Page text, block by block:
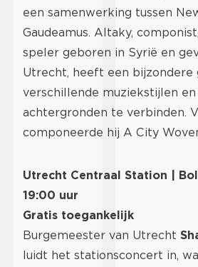
een samenwerking tussen
Gaudeamus. Altaky,
speler geboren in Syrië en
Utrecht, heeft een bijzondere
verschillende muziekstijlen
achtergronden te verbinden.
componeerde hij A City
Utrecht Centraal Station |
19:00 uur
Gratis toegankelijk
Burgemeester van Utrecht
luidt het stationsconcert in,